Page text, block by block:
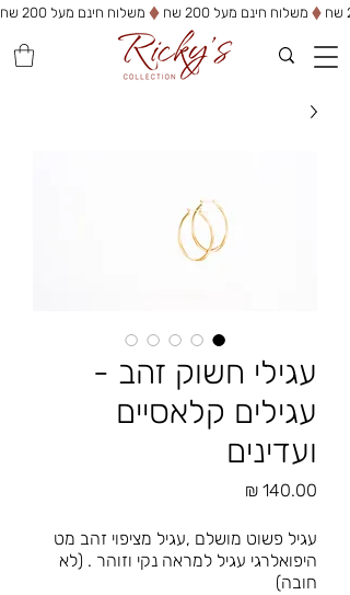
משלוח חינם מעל 200 שח
עגילי חשוק זהב -
עגילים קלאסיים
ועדינים
עגיל פשוט מושלם ,עגיל מציפוי זהב מט
היפואלרגי עגיל למראה נקי וזוהר . (לא
חובה)